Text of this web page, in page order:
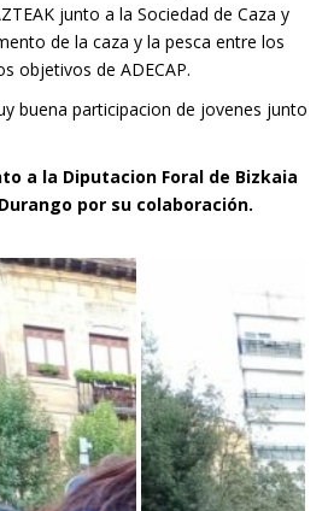
junto a la Sociedad de Caza y
de la caza y la pesca entre los
objetivos de ADECAP.
buena participacion de jovenes junto
a la Diputacion Foral de Bizkaia
por su colaboración.